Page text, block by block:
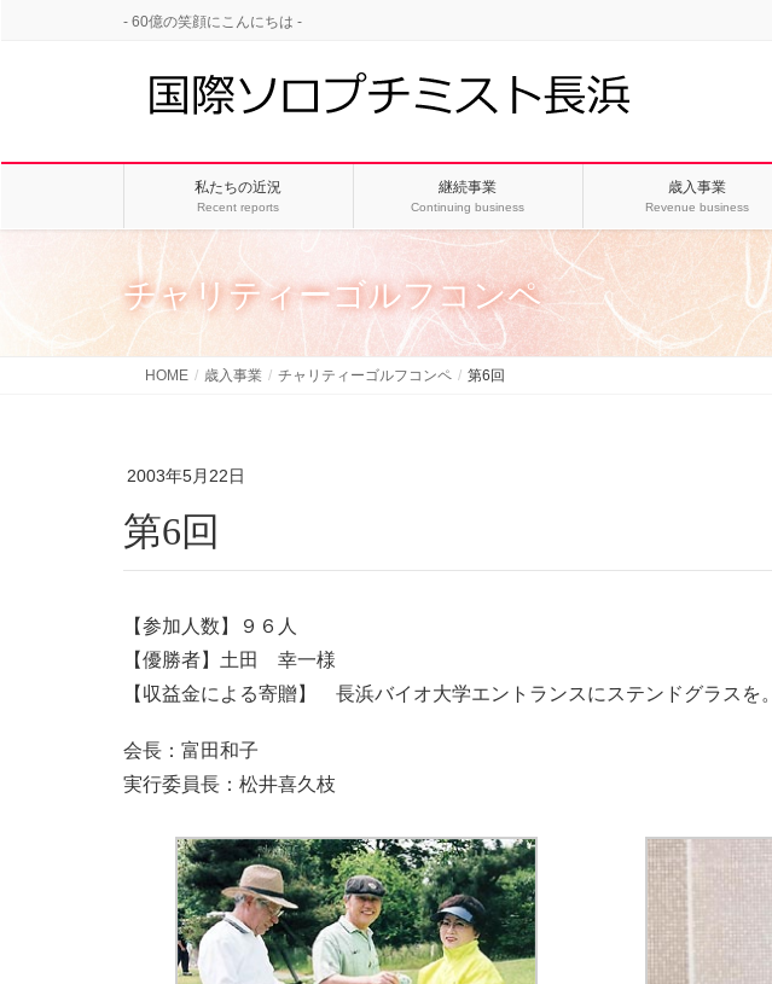
- 60億の笑顔にこんにちは -
私たちの近況
Recent reports
継続事業
Continuing business
歳入事業
Revenue business
チャリティーゴルフコンペ
HOME 歳入事業 チャリティーゴルフコンペ 第6回
2003年5月22日
第6回
【参加人数】９６人
【優勝者】土田 幸一様
【収益金による寄贈】 長浜バイオ大学エントランスにステンドグラスを。
会長：富田和子
実行委員長：松井喜久枝